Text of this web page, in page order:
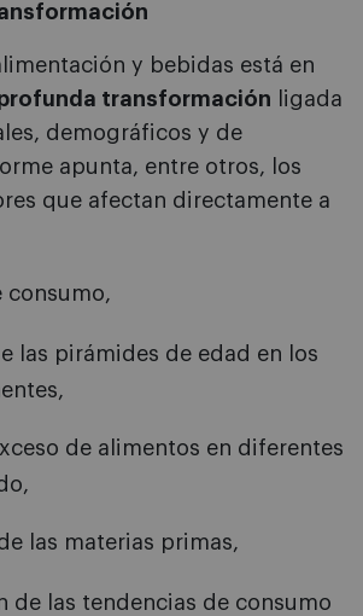
y bebidas está en
transformación ligada
demográficos y de
apunta, entre otros, los
que afectan directamente a
consumo,
las pirámides de edad en los
de alimentos en diferentes
las materias primas,
de las tendencias de consumo